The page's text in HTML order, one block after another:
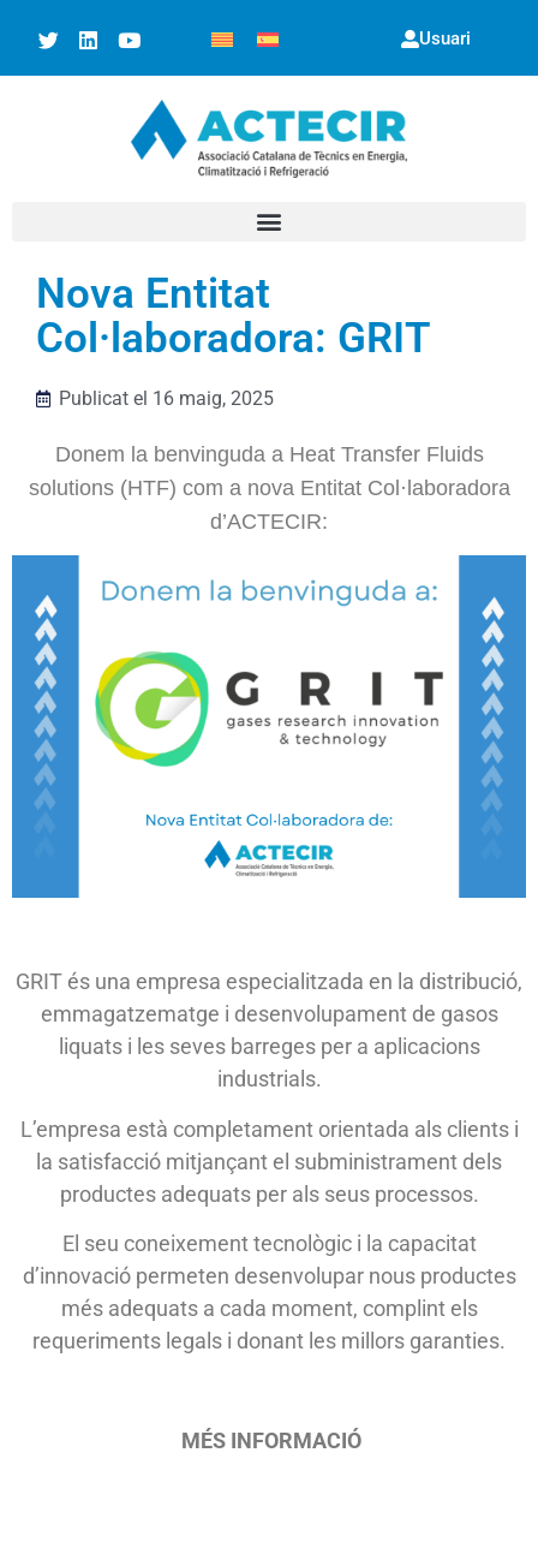
Usuari
Nova Entitat
Col·laboradora: GRIT
Publicat el 16 maig, 2025
Donem la benvinguda a Heat Transfer Fluids
solutions (HTF) com a nova Entitat Col·laboradora
d’ACTECIR:
GRIT és una empresa especialitzada en la distribució,
emmagatzematge i desenvolupament de gasos
liquats i les seves barreges per a aplicacions
industrials.
L’empresa està completament orientada als clients i
la satisfacció mitjançant el subministrament dels
productes adequats per als seus processos.
El seu coneixement tecnològic i la capacitat
d’innovació permeten desenvolupar nous productes
més adequats a cada moment, complint els
requeriments legals i donant les millors garanties.
MÉS INFORMACIÓ